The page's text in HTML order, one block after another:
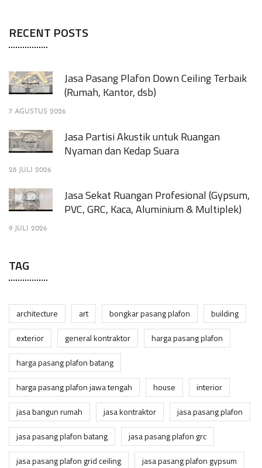
RECENT POSTS
Jasa Pasang Plafon Down Ceiling Terbaik
(Rumah, Kantor, dsb)
7 AGUSTUS 2026
Jasa Partisi Akustik untuk Ruangan
Nyaman dan Kedap Suara
28 JULI 2026
Jasa Sekat Ruangan Profesional (Gypsum,
PVC, GRC, Kaca, Aluminium & Multiplek)
9 JULI 2026
TAG
architecture art bongkar pasang plafon
building
exterior
general kontraktor
harga pasang plafon
harga pasang plafon batang
harga pasang plafon jawa tengah
house
interior
jasa bangun rumah
jasa kontraktor
jasa pasang plafon
jasa pasang plafon batang
jasa pasang plafon grc
jasa pasang plafon grid ceiling
jasa pasang plafon gypsum